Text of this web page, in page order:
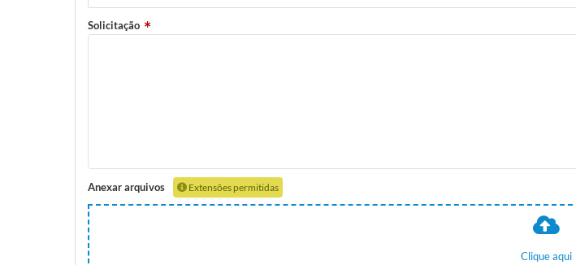
Solicitação
Anexar arquivos Extensões permitidas
Clique aqui